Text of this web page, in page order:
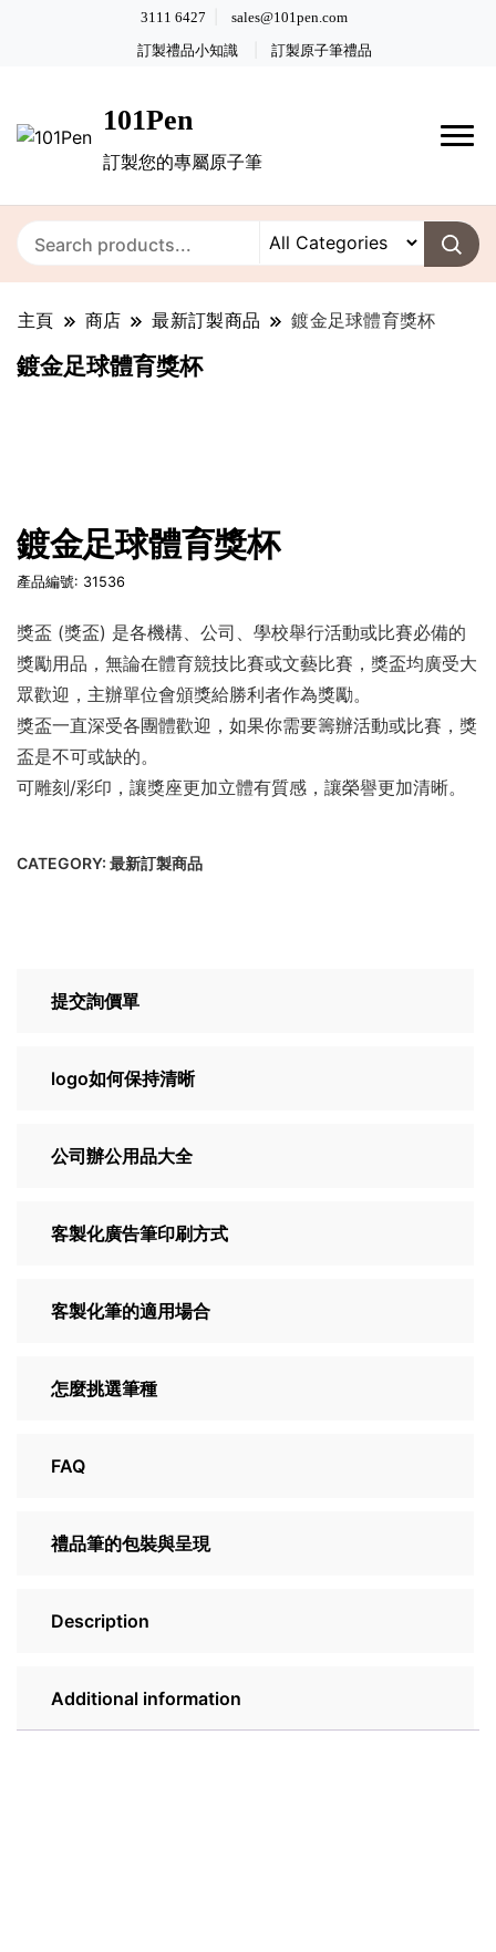
3111 6427 sales@101pen.com
訂製禮品小知識 訂製原子筆禮品
101Pen
訂製您的專屬原子筆
主頁 商店 最新訂製商品 鍍金足球體育獎杯
鍍金足球體育獎杯
鍍金足球體育獎杯
產品編號: 31536
獎盃 (獎盃) 是各機構、公司、學校舉行活動或比賽必備的
獎勵用品，無論在體育競技比賽或文藝比賽，獎盃均廣受大
眾歡迎，主辦單位會頒獎給勝利者作為獎勵。
獎盃一直深受各團體歡迎，如果你需要籌辦活動或比賽，獎
盃是不可或缺的。
可雕刻/彩印，讓獎座更加立體有質感，讓榮譽更加清晰。
CATEGORY: 最新訂製商品
提交詢價單
logo如何保持清晰
公司辦公用品大全
客製化廣告筆印刷方式
客製化筆的適用場合
怎麼挑選筆種
FAQ
禮品筆的包裝與呈現
Description
Additional information